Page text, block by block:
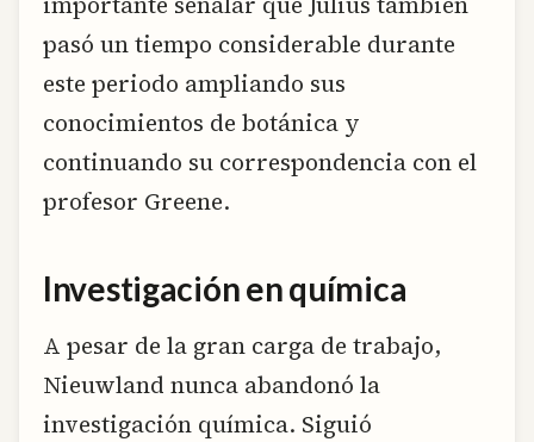
pasó un tiempo considerable durante
este periodo ampliando sus
conocimientos de botánica y
continuando su correspondencia con el
profesor Greene.
Investigación en química
A pesar de la gran carga de trabajo,
Nieuwland nunca abandonó la
investigación química. Siguió